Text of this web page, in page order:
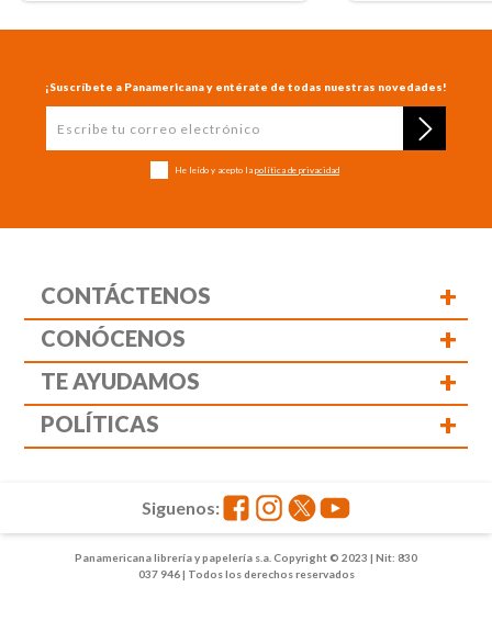
¡Suscríbete a Panamericana y entérate de todas nuestras novedades!
He leído y acepto la política de privacidad
CONTÁCTENOS +
CONÓCENOS +
TE AYUDAMOS +
POLÍTICAS +
Panamericana librería y papelería s.a. Copyright © 2023 | Nit: 830
037 946 | Todos los derechos reservados
Siguenos: